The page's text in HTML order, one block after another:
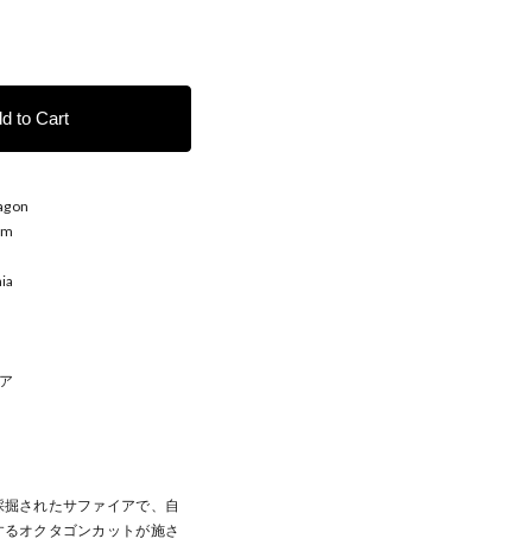
to Cart
されたサファイアで、自
オクタゴンカットが施さ